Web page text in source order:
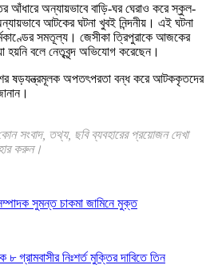
আঁধারে অন্যায়ভাবে বাড়ি-ঘর ঘেরাও করে স্কুল-
আটকের ঘটনা খুবই নিন্দনীয়। এই ঘটনা
সমতূল্য। জেসীকা ত্রিপুরাকে আজকের
হয়নি বলে নেতৃবৃন্দ অভিযোগ করেছেন।
ষড়যন্ত্রমূলক অপতৎপরতা বন্ধ করে আটককৃতদের
সংবাদ, তথ্য, ছবি ব্যবহারের প্রয়োজন দেখা
করুন।
সুমন্ত চাকমা জামিনে মুক্ত
গ্রামবাসীর নিঃশর্ত মুক্তির দাবিতে তিন